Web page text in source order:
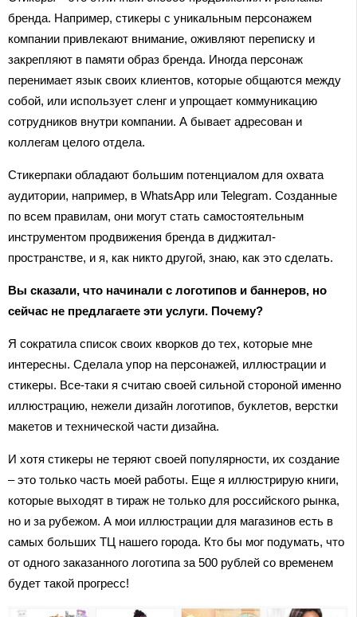
бренда. Например, стикеры с уникальным персонажем
компании привлекают внимание, оживляют переписку и
закрепляют в памяти образ бренда. Иногда персонаж
перенимает язык своих клиентов, которые общаются между
собой, или использует сленг и упрощает коммуникацию
сотрудников внутри компании. А бывает адресован и
коллегам целого отдела.
Стикерпаки обладают большим потенциалом для охвата
аудитории, например, в WhatsApp или Telegram. Созданные
по всем правилам, они могут стать самостоятельным
инструментом продвижения бренда в диджитал-
пространстве, и я, как никто другой, знаю, как это сделать.
Вы сказали, что начинали с логотипов и баннеров, но
сейчас не предлагаете эти услуги. Почему?
Я сократила список своих кворков до тех, которые мне
интересны. Сделала упор на персонажей, иллюстрации и
стикеры. Все-таки я считаю своей сильной стороной именно
иллюстрацию, нежели дизайн логотипов, буклетов, верстки
макетов и технической части дизайна.
И хотя стикеры не теряют своей популярности, их создание
– это только часть моей работы. Еще я иллюстрирую книги,
которые выходят в тираж не только для российского рынка,
но и за рубежом. А мои иллюстрации для магазинов есть в
самых больших ТЦ нашего города. Кто бы мог подумать, что
от одного заказанного логотипа за 500 рублей со временем
будет такой прогресс!